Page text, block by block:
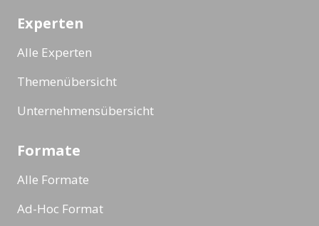
Experten
Alle Experten
Themenübersicht
Unternehmensübersicht
Formate
Alle Formate
Ad-Hoc Format